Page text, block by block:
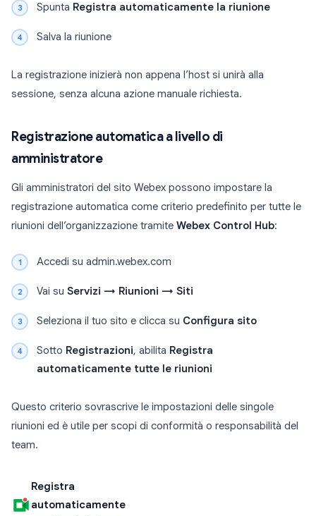
Spunta Registra automaticamente la riunione
Salva la riunione
La registrazione inizierà non appena l’host si unirà alla
sessione, senza alcuna azione manuale richiesta.
Registrazione automatica a livello di
amministratore
Gli amministratori del sito Webex possono impostare la
registrazione automatica come criterio predefinito per tutte le
riunioni dell’organizzazione tramite Webex Control Hub:
Accedi su admin.webex.com
Vai su Servizi → Riunioni → Siti
Seleziona il tuo sito e clicca su Configura sito
Sotto Registrazioni, abilita Registra
automaticamente tutte le riunioni
Questo criterio sovrascrive le impostazioni delle singole
riunioni ed è utile per scopi di conformità o responsabilità del
team.
Registra
automaticamente